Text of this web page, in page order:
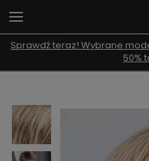
Sprawdź teraz! Wybrane
50%